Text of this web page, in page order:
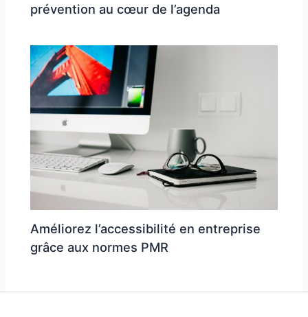
prévention au cœur de l’agenda
Améliorez l’accessibilité en entreprise
grâce aux normes PMR